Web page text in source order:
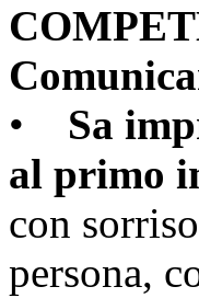
• Sa
al primo
con
persona,